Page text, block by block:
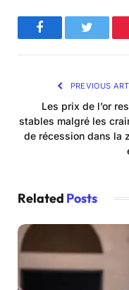
FacebookTwitter
PREVIOUS
Les prix de l’or
stables malgré les
de récession dans la
Related Posts